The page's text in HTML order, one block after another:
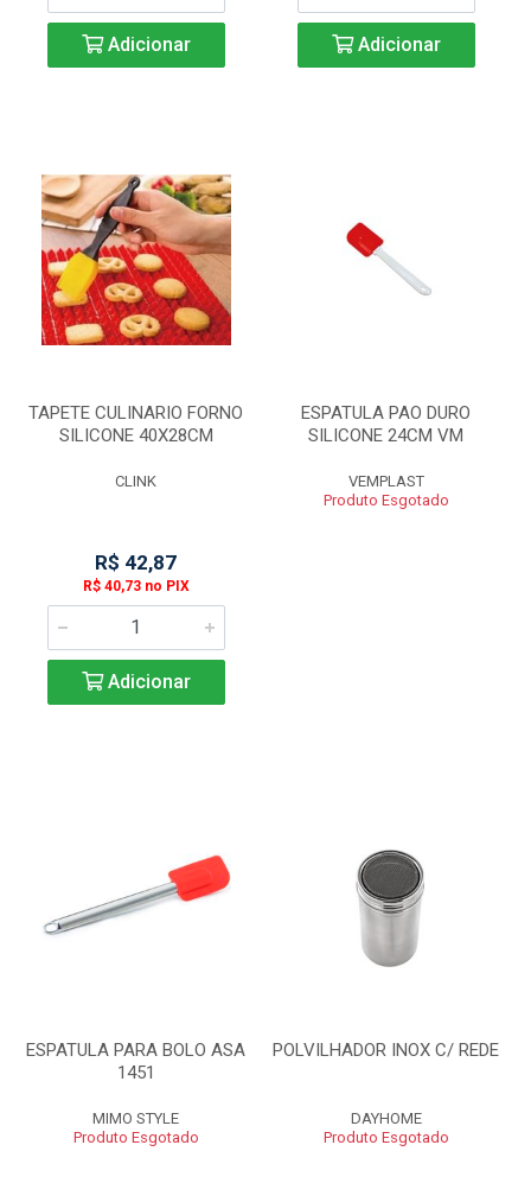
Adicionar Adicionar
TAPETE CULINARIO FORNO
SILICONE 40X28CM
CLINK
R$ 42,87
R$ 40,73 no PIX
Adicionar
ESPATULA PAO DURO
SILICONE 24CM VM
VEMPLAST
Produto Esgotado
ESPATULA PARA BOLO ASA
1451
MIMO STYLE
Produto Esgotado
POLVILHADOR INOX C/ REDE
DAYHOME
Produto Esgotado